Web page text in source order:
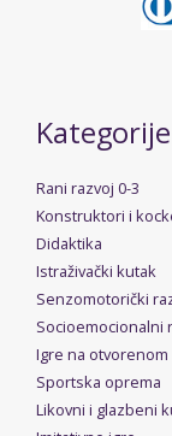
Kategorije
Rani razvoj 0-3
Konstruktori i
Didaktika
Istraživački kutak
Senzomotorički
Socioemocionalni
Igre na otvorenom
Sportska oprema
Likovni i glazbeni